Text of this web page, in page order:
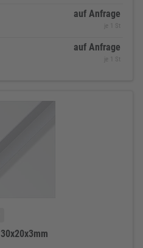
auf Anfrage
je 1 St
auf Anfrage
je 1 St
30x20x3mm